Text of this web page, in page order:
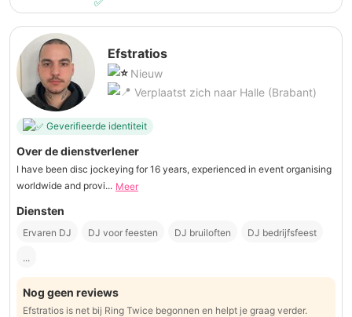
Efstratios
Nieuw
Verplaatst zich naar Halle (Brabant)
Geverifieerde identiteit
Over de dienstverlener
I have been disc jockeying for 16 years, experienced in event organising
worldwide and provi... Meer
Diensten
Ervaren DJ DJ voor feesten DJ bruiloften DJ bedrijfsfeest
...
Nog geen reviews
Efstratios is net bij Ring Twice begonnen en helpt je graag verder.